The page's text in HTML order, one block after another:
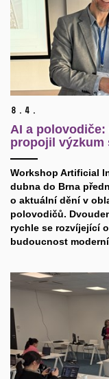
8. 4.
AI a
propojil výzkum
​Workshop Artificial
dubna do Brna
o aktuální dění v
polovodičů.
rychle se rozvíjející
budoucnost